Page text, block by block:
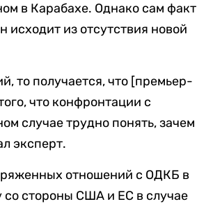
в Карабахе. Однако сам факт
исходит из отсутствия новой
то получается, что [премьер-
что конфронтации с
случае трудно понять, зачем
эксперт.
отношений с ОДКБ в
со стороны США и ЕС в случае